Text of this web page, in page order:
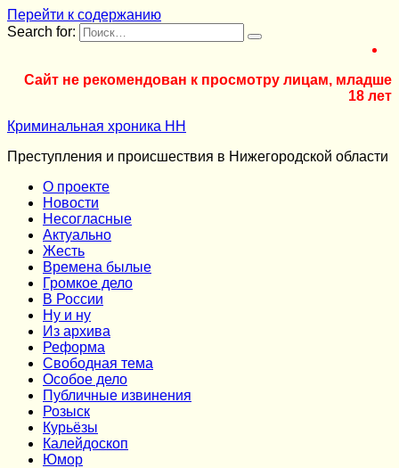
Перейти к содержанию
Search for:
Сайт не рекомендован к просмотру лицам, младше
18 лет
Криминальная хроника НН
Преступления и происшествия в Нижегородской области
О проекте
Новости
Несогласные
Актуально
Жесть
Времена былые
Громкое дело
В России
Ну и ну
Из архива
Реформа
Cвободная тема
Особое дело
Публичные извинения
Розыск
Курьёзы
Калейдоскоп
Юмор